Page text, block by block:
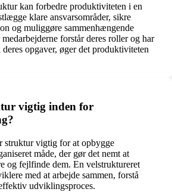
kan forbedre produktiviteten i en
klare ansvarsområder, sikre
og muliggøre sammenhængende
forstår deres roller og har
opgaver, øger det produktiviteten
vigtig inden for
struktur vigtig for at opbygge
måde, der gør det nemt at
og fejlfinde dem. En velstruktureret
med at arbejde sammen, forstå
udviklingsproces.